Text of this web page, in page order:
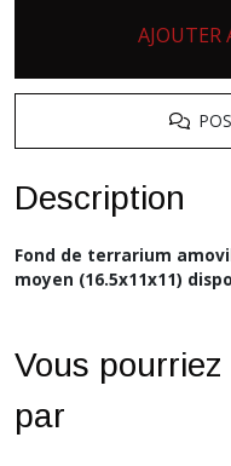
AJOUTER
Description
Fond de terrarium
moyen (16.5x11x11)
Vous
par